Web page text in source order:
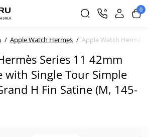
0
Apple Watch Hermes Apple Watch Hermès
Series 11 42mm
with Single Tour Simple
H Fin Satine (M, 145-